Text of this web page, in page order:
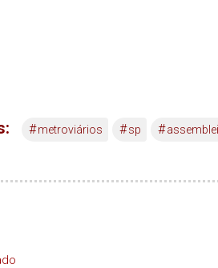
#metroviários #sp #